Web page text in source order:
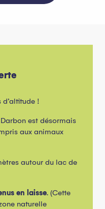
!
est désormais
aux animaux
autour du lac de
en laisse. (Cette
naturelle